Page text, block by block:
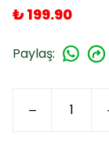
₺ 199.90
Paylaş: